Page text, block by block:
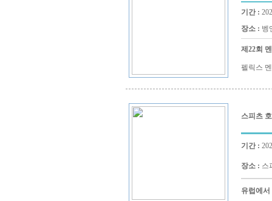
기간 :
장소 : 벵
제22회
펠릭스
스피츠
기간 :
장소 : 스
유럽에